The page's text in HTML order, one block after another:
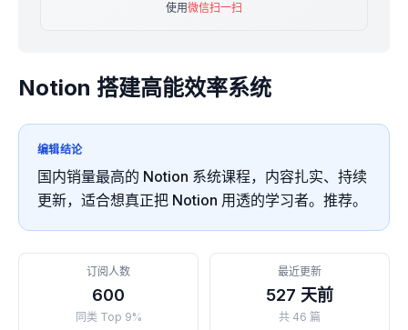
使用微信扫一扫
Notion 搭建高能效率系统
编辑结论
国内销量最高的 Notion 系统课程，内容扎实、持续
更新，适合想真正把 Notion 用透的学习者。推荐。
订阅人数
600
同类 Top 9%
最近更新
527 天前
共 46 篇